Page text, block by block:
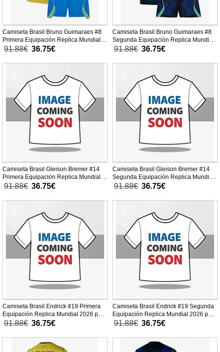
Camiseta Brasil Bruno Guimaraes #8
Primera Equipación Replica Mundial
2026 para niños mangas cortas (+
91.88€ 36.75€
Camiseta Brasil Bruno Guimaraes #8
Segunda Equipación Replica Mundial
2026 para niños mangas cortas (+
91.88€ 36.75€
Camiseta Brasil Gleison Bremer #14
Primera Equipación Replica Mundial
2026 para niños mangas cortas (+
91.88€ 36.75€
Camiseta Brasil Gleison Bremer #14
Segunda Equipación Replica Mundial
2026 para niños mangas cortas (+
91.88€ 36.75€
Camiseta Brasil Endrick #19 Primera
Equipación Replica Mundial 2026 para
niños mangas cortas (+ Pantalones
91.88€ 36.75€
Camiseta Brasil Endrick #19 Segunda
Equipación Replica Mundial 2026 para
niños mangas cortas (+ Pantalones
91.88€ 36.75€